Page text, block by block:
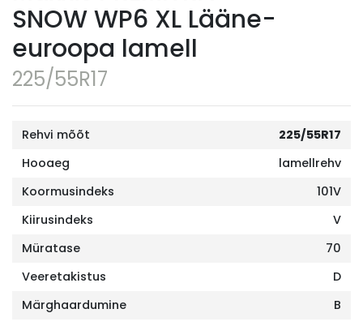
225/55R17
SNOW WP6 XL Lääne-
euroopa lamell
Rehvi mõõt
225/55R17
Hooaeg
lamellrehv
Koormusindeks
101V
Kiirusindeks
V
Müratase
70
Veeretakistus
D
Märghaardumine
B